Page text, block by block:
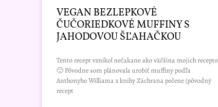
VEGAN BEZLEPKOVÉ
ČUČORIEDKOVÉ MUFFINY S
JAHODOVOU ŠĽAHAČKOU
Tento recept vznikol nečakane ako väčšina mojich
🙂 Pôvodne som plánovala urobiť muffiny podľa
Anthonyho Williama z knihy Záchrana pečene (pôvodný
recept